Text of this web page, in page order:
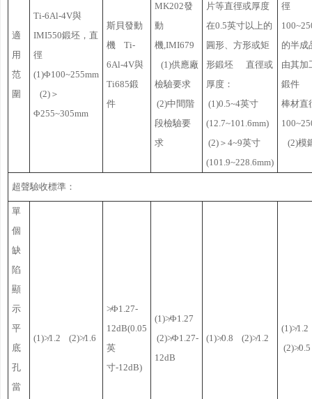
適
用
范
圍
Ti-6Al-4V與
IMI550鍛坯，直
徑
(1)Φ100~255mm
(2)＞
Φ255~305mm
斯貝發動
機 Ti-
6Al-4V與
Ti685鍛
件
MK202發
動
機,IMI679
(1)供應廠
檢驗要求
(2)中間階
段檢驗要
求
片等直徑或厚度
在0.5英寸以上的
圓形、方形或矩
形鍛坯 直徑或
厚度：
(1)0.5~4英寸
(12.7~101.6mm)
(2)＞4~9英寸
(101.9~228.6mm)
徑
的半成
由其加
鍛件
棒材直
(2)模
超聲驗收標準：
單
個
缺
陷
顯
示
平
底
孔
當
(1)≯1.2 (2)≯1.6
≯Φ1.27-
12dB(0.05
英
寸-12dB)
(1)≯Φ1.27
(2)≯Φ1.27-
12dB
(1)≯0.8 (2)≯1.2
(1)≯1.2
(2)≯0.5